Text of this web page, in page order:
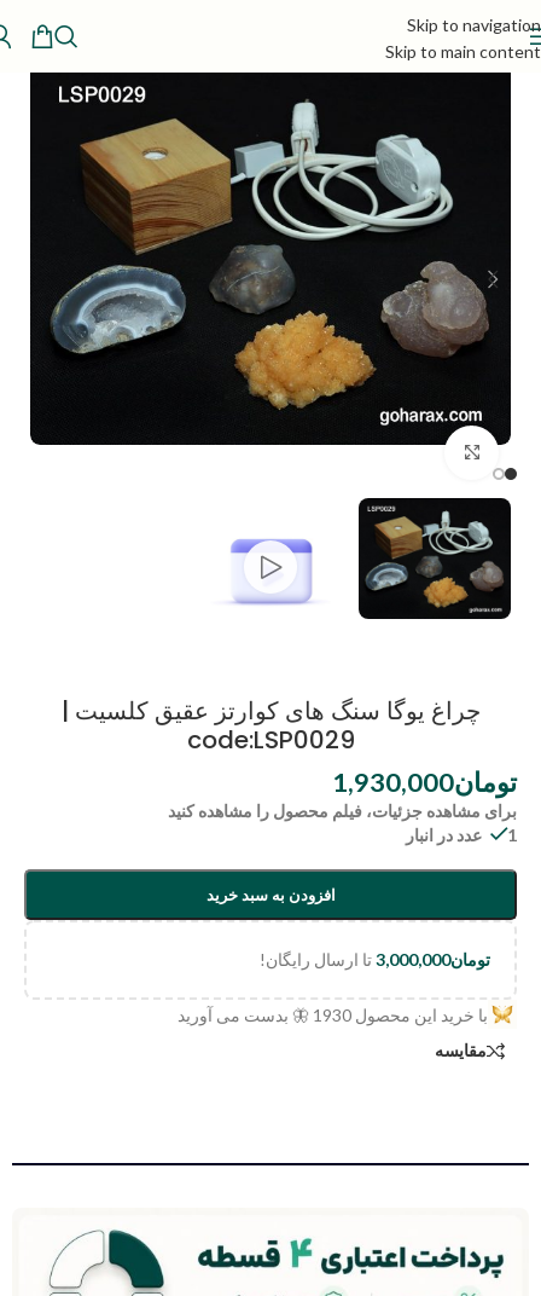
Skip to navigation
Skip to main content
چراغ یوگا سنگ های کوارتز عقیق کلسیت |
code:LSP0029
تومان1,930,000
برای مشاهده جزئیات، فیلم محصول را مشاهده کنید
1 عدد در انبار
افزودن به سبد خرید
تومان3,000,000تا ارسال رایگان!
با خرید این محصول 1930 🦋 بدست می آورید
مقایسه